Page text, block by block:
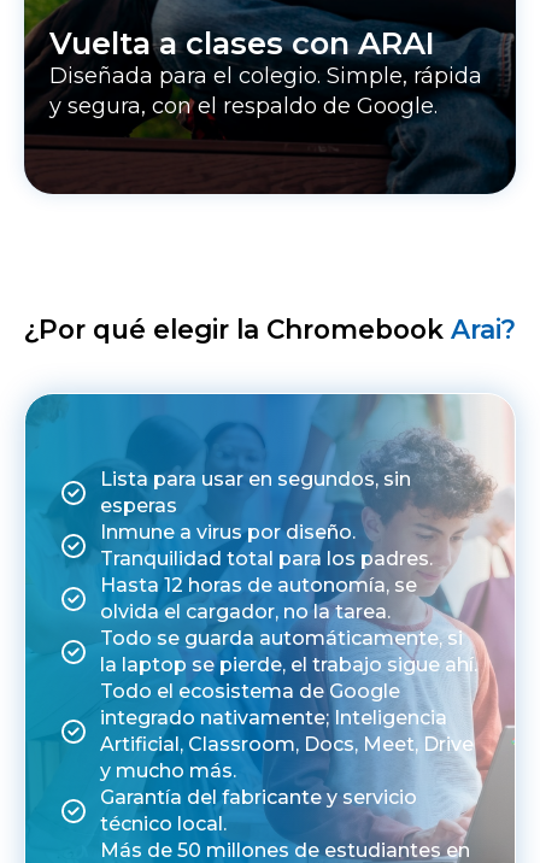
Vuelta a clases con ARAI
Diseñada para el colegio. Simple, rápida
y segura, con el respaldo de Google.
¿Por qué elegir la Chromebook Arai?
Lista para usar en segundos, sin
esperas
Inmune a virus por diseño.
Tranquilidad total para los padres.
Hasta 12 horas de autonomía, se
olvida el cargador, no la tarea.
Todo se guarda automáticamente, si
la laptop se pierde, el trabajo sigue ahí.
Todo el ecosistema de Google
integrado nativamente; Inteligencia
Artificial, Classroom, Docs, Meet, Drive
y mucho más.
Garantía del fabricante y servicio
técnico local.
Más de 50 millones de estudiantes en